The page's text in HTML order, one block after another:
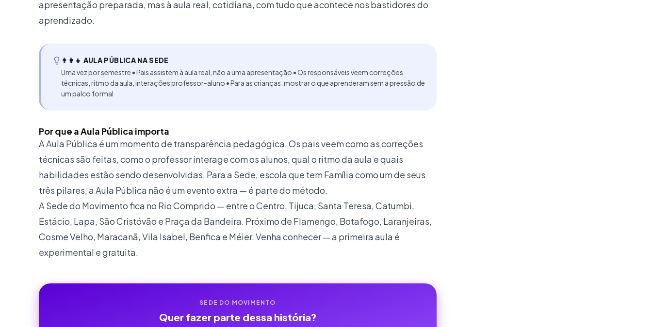
apresentação preparada, mas à aula real, cotidiana, com tudo que acontece nos bastidores do
aprendizado.
👨‍👩‍👧 AULA PÚBLICA NA SEDE
Uma vez por semestre • Pais assistem à aula real, não a uma apresentação • Os responsáveis veem correções
técnicas, ritmo da aula, interações professor-aluno • Para as crianças: mostrar o que aprenderam sem a pressão de
um palco formal
Por que a Aula Pública importa
A Aula Pública é um momento de transparência pedagógica. Os pais veem como as correções
técnicas são feitas, como o professor interage com os alunos, qual o ritmo da aula e quais
habilidades estão sendo desenvolvidas. Para a Sede, escola que tem Família como um de seus
três pilares, a Aula Pública não é um evento extra — é parte do método.
A Sede do Movimento fica no Rio Comprido — entre o Centro, Tijuca, Santa Teresa, Catumbi,
Estácio, Lapa, São Cristóvão e Praça da Bandeira. Próximo de Flamengo, Botafogo, Laranjeiras,
Cosme Velho, Maracanã, Vila Isabel, Benfica e Méier. Venha conhecer — a primeira aula é
experimental e gratuita.
SEDE DO MOVIMENTO
Quer fazer parte dessa história?